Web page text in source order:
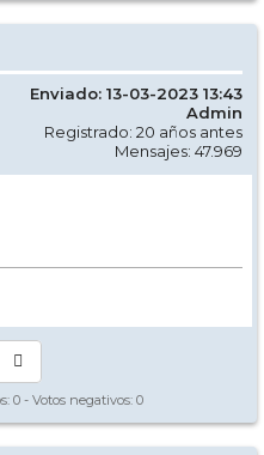
Enviado: 13-03-2023 13:43
Admin
Registrado: 20 años antes
Mensajes: 47.969
0 - Votos negativos: 0